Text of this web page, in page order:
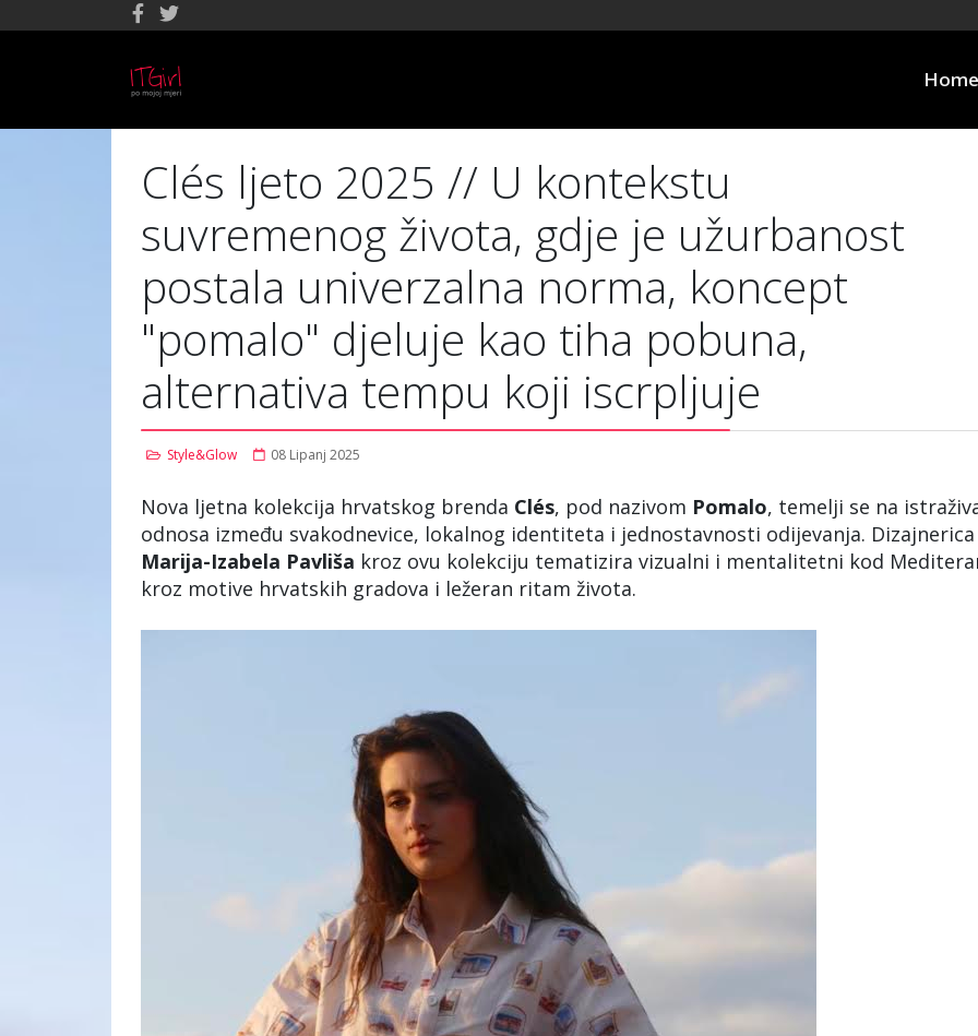
Home
Clés ljeto 2025 // U kontekstu
suvremenog života, gdje je užurbanost
postala univerzalna norma, koncept
"pomalo" djeluje kao tiha pobuna,
alternativa tempu koji iscrpljuje
Style&Glow 08 Lipanj 2025
Nova ljetna kolekcija hrvatskog brenda Clés, pod nazivom Pomalo, temelji se na
odnosa između svakodnevice, lokalnog identiteta i jednostavnosti odijevanja. Dizajnerica
Marija-Izabela Pavliša kroz ovu kolekciju tematizira vizualni i mentalitetni kod
kroz motive hrvatskih gradova i ležeran ritam života.